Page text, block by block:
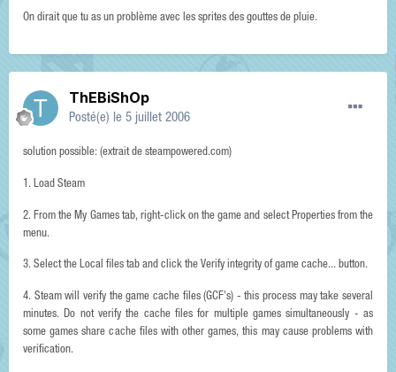
On dirait que tu as un problème avec les sprites des gouttes de pluie.
ThEBiShOp
Posté(e) le 5 juillet 2006
solution possible: (extrait de steampowered.com)
1. Load Steam
2. From the My Games tab, right-click on the game and select Properties from the
menu.
3. Select the Local files tab and click the Verify integrity of game cache... button.
4. Steam will verify the game cache files (GCF's) - this process may take several
minutes. Do not verify the cache files for multiple games simultaneously - as
some games share cache files with other games, this may cause problems with
verification.